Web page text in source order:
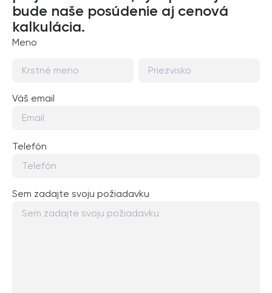
bude naše posúdenie aj cenová
kalkulácia.
Meno
Váš email
Telefón
Sem zadajte svoju požiadavku